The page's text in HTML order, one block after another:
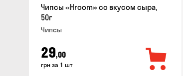
Чипсы «Hroom» со вкусом сыра,
50г
Чипсы
29,00
грн за 1 шт